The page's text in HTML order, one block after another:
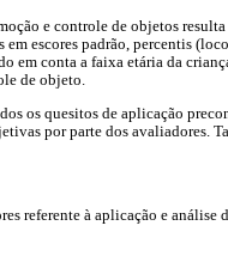
e controle de objetos
escores padrão, percentis
em conta a faixa etária da
de objeto.
os quesitos de aplicação
por parte dos avaliadores.
referente à aplicação e análise